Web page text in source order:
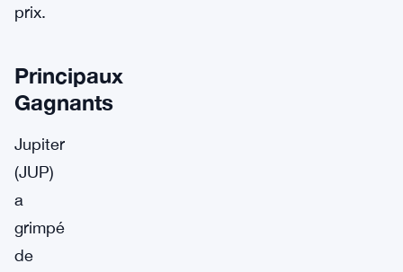
prix.
Principaux
Gagnants
Jupiter
(JUP)
a
grimpé
de